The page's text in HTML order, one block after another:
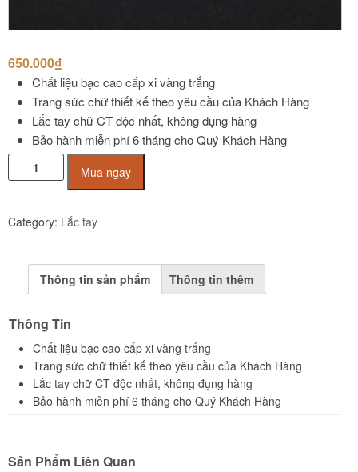
650.000₫
Chất liệu bạc cao cấp xi vàng trắng
Trang sức chữ thiết kế theo yêu cầu của Khách Hàng
Lắc tay chữ CT độc nhất, không đụng hàng
Bảo hành miễn phí 6 tháng cho Quý Khách Hàng
Tay
Cao
Jyme
Jewelry
Mua ngay
Category: Lắc tay
Thông tin sản phẩm Thông tin thêm
Thông Tin
Chất liệu bạc cao cấp xi vàng trắng
Trang sức chữ thiết kế theo yêu cầu của Khách Hàng
Lắc tay chữ CT độc nhất, không đụng hàng
Bảo hành miễn phí 6 tháng cho Quý Khách Hàng
Sản Phẩm Liên Quan